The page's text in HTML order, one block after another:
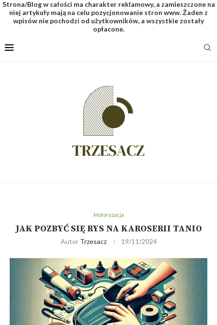
Strona/Blog w całości ma charakter reklamowy, a zamieszczone na
niej artykuły mają na celu pozycjonowanie stron www. Żaden z
wpisów nie pochodzi od użytkowników, a wszystkie zostały
opłacone.
Motoryzacja
JAK POZBYĆ SIĘ RYS NA KAROSERII TANIO
Autor Trzesacz 19/11/2024